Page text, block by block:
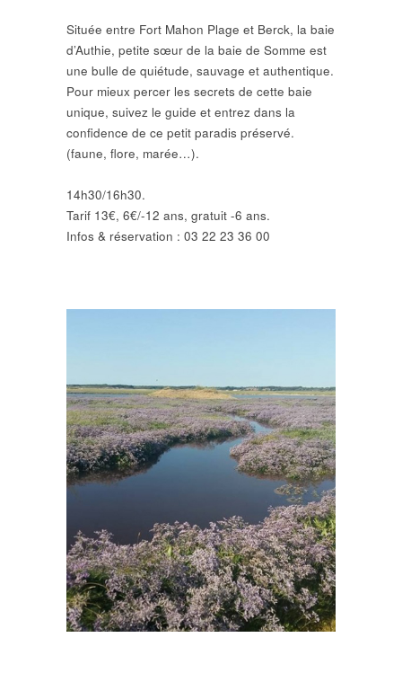
Située entre Fort Mahon Plage et Berck, la baie
d’Authie, petite sœur de la baie de Somme est
une bulle de quiétude, sauvage et authentique.
Pour mieux percer les secrets de cette baie
unique, suivez le guide et entrez dans la
confidence de ce petit paradis préservé.
(faune, flore, marée…).
14h30/16h30.
Tarif 13€, 6€/-12 ans, gratuit -6 ans.
Infos & réservation : 03 22 23 36 00